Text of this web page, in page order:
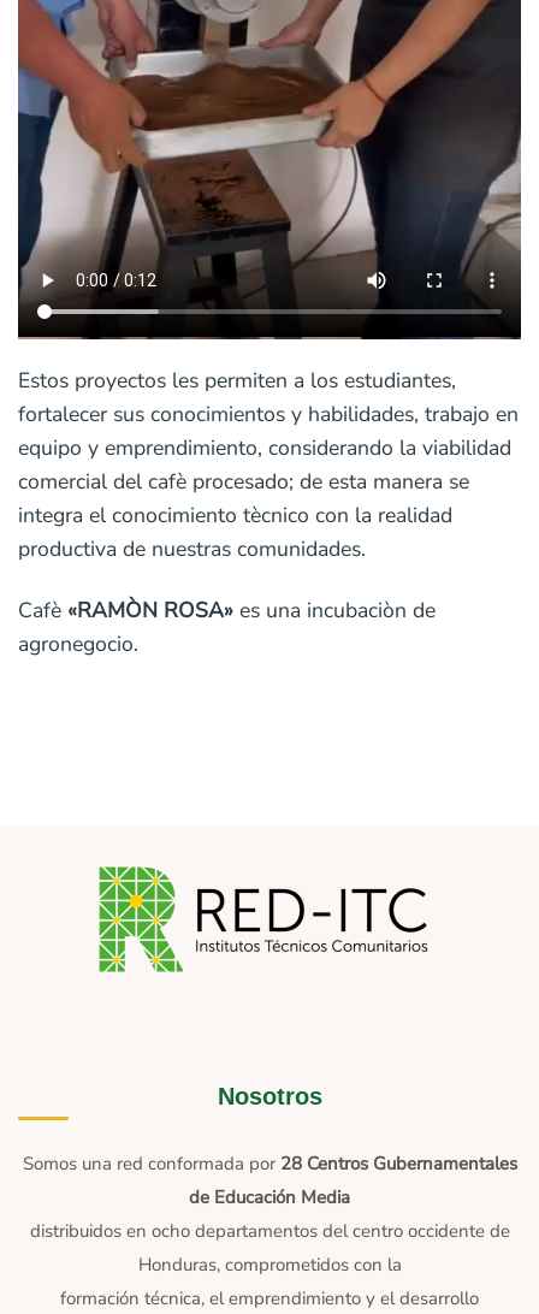
Estos proyectos les permiten a los estudiantes,
fortalecer sus conocimientos y habilidades, trabajo en
equipo y emprendimiento, considerando la viabilidad
comercial del cafè procesado; de esta manera se
integra el conocimiento tècnico con la realidad
productiva de nuestras comunidades.
Cafè «RAMÒN ROSA» es una incubaciòn de
agronegocio.
Nosotros
Somos una red conformada por 28 Centros Gubernamentales
de Educación Media
distribuidos en ocho departamentos del centro occidente de
Honduras, comprometidos con la
formación técnica, el emprendimiento y el desarrollo